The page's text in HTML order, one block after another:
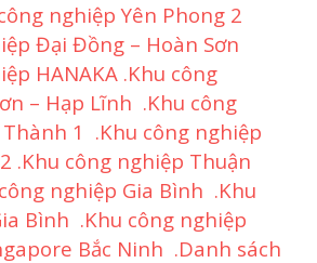
nghiệp Yên Phong 2
Đại Đồng – Hoàn Sơn
HANAKA .Khu công
– Hạp Lĩnh .Khu công
1 .Khu công nghiệp
.Khu công nghiệp Thuận
nghiệp Gia Bình .Khu
Bình .Khu công nghiệp
Bắc Ninh .Danh sách